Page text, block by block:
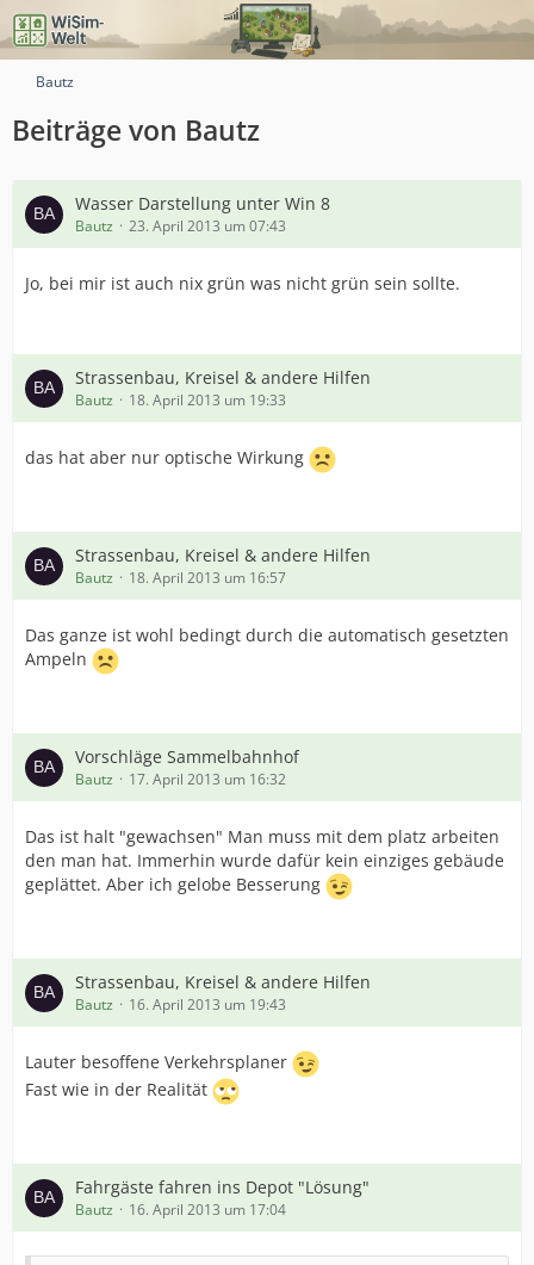
Bautz
Beiträge von Bautz
Wasser Darstellung unter Win 8
Bautz 23. April 2013 um 07:43
Jo, bei mir ist auch nix grün was nicht grün sein sollte.
Strassenbau, Kreisel & andere Hilfen
Bautz 18. April 2013 um 19:33
das hat aber nur optische Wirkung
Strassenbau, Kreisel & andere Hilfen
Bautz 18. April 2013 um 16:57
Das ganze ist wohl bedingt durch die automatisch gesetzten
Ampeln
Vorschläge Sammelbahnhof
Bautz 17. April 2013 um 16:32
Das ist halt "gewachsen" Man muss mit dem platz arbeiten
den man hat. Immerhin wurde dafür kein einziges gebäude
geplättet. Aber ich gelobe Besserung
Strassenbau, Kreisel & andere Hilfen
Bautz 16. April 2013 um 19:43
Lauter besoffene Verkehrsplaner
Fast wie in der Realität
Fahrgäste fahren ins Depot "Lösung"
Bautz 16. April 2013 um 17:04